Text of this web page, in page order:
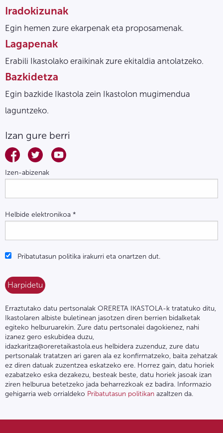
Iradokizunak
Egin hemen zure ekarpenak eta proposamenak.
Lagapenak
Erabili Ikastolako eraikinak zure ekitaldia antolatzeko.
Bazkidetza
Egin bazkide Ikastola zein Ikastolon mugimendua
laguntzeko.
Izan gure berri
Izen-abizenak
Helbide elektronikoa *
Pribatutasun politika irakurri eta onartzen dut.
Erraztutako datu pertsonalak ORERETA IKASTOLA-k tratatuko ditu,
Ikastolaren albiste buletinean jasotzen diren berrien bidalketak
egiteko helburuarekin. Zure datu pertsonalei dagokienez, nahi
izanez gero eskubidea duzu,
idazkaritza@oreretaikastola.eus helbidera zuzenduz, zure datu
pertsonalak tratatzen ari garen ala ez konfirmatzeko, baita zehatzak
ez diren datuak zuzentzea eskatzeko ere. Horrez gain, datu horiek
ezabatzeko eska dezakezu, besteak beste, datu horiek jasoak izan
ziren helburua betetzeko jada beharrezkoak ez badira. Informazio
gehigarria web orrialdeko Pribatutasun politikan azaltzen da.